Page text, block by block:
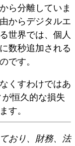
ら分離していま
からデジタルエ
世界では、個人
数秒追加される
のです。
くすわけではあ
恒久的な損失
す。
おり、財務、法